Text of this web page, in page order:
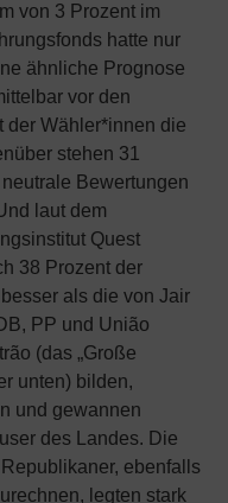
von 3 Prozent im
hatte nur
ähnliche Prognose
vor den
der Wähler*innen die
stehen 31
Bewertungen
laut dem
Quest
38 Prozent der
als die von Jair
PP und União
(das „Große
unten) bilden,
und gewannen
des Landes. Die
ebenfalls
legten stark